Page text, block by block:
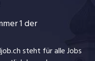
1 der
steht für alle Jobs